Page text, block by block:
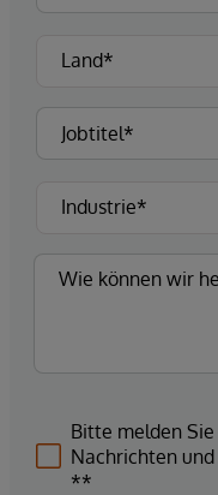
Bitte melden
Nachrichten und
**